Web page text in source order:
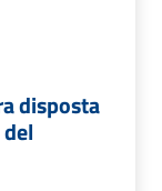
disposta